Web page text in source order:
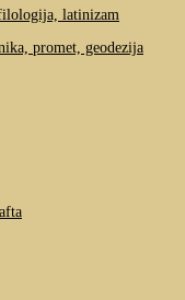
latinizam
promet, geodezija